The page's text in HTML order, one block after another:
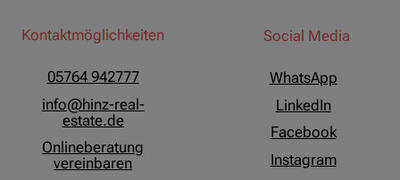
Kontaktmöglichkeiten
05764 942777
info@hinz-real-
estate.de
Onlineberatung
vereinbaren
Social Media
WhatsApp
LinkedIn
Facebook
Instagram